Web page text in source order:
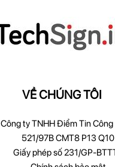
VỀ CHÚNG TÔI
Công ty TNHH Điểm Tin Công
521/97B CMT8 P13 Q10
Giấy phép số 231/GP-